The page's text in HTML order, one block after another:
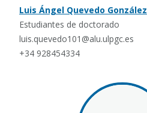
Luis Ángel Quevedo González
Estudiantes de doctorado
luis.quevedo101@alu.ulpgc.es
+34 928454334